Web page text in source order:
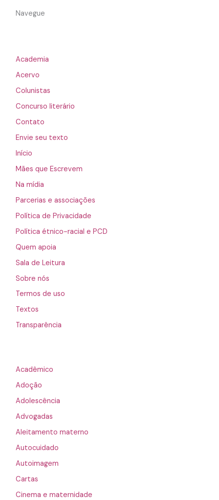
Navegue
Academia
Acervo
Colunistas
Concurso literário
Contato
Envie seu texto
Início
Mães que Escrevem
Na mídia
Parcerias e associações
Política de Privacidade
Política étnico-racial e PCD
Quem apoia
Sala de Leitura
Sobre nós
Termos de uso
Textos
Transparência
Acadêmico
Adoção
Adolescência
Advogadas
Aleitamento materno
Autocuidado
Autoimagem
Cartas
Cinema e maternidade